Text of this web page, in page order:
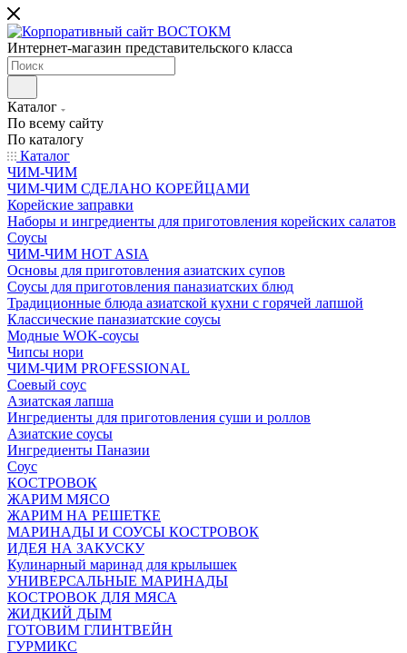
Интернет-магазин представительского класса
Каталог
По всему сайту
По каталогу
Каталог
ЧИМ-ЧИМ
ЧИМ-ЧИМ СДЕЛАНО КОРЕЙЦАМИ
Корейские заправки
Наборы и ингредиенты для приготовления корейских салатов
Соусы
ЧИМ-ЧИМ HOT ASIA
Основы для приготовления азиатских супов
Соусы для приготовления паназиатских блюд
Традиционные блюда азиатской кухни с горячей лапшой
Классические паназиатские соусы
Модные WOK-соусы
Чипсы нори
ЧИМ-ЧИМ PROFESSIONAL
Соевый соус
Азиатская лапша
Ингредиенты для приготовления суши и роллов
Азиатские соусы
Ингредиенты Паназии
Соус
КОСТРОВОК
ЖАРИМ МЯСО
ЖАРИМ НА РЕШЕТКЕ
МАРИНАДЫ И СОУСЫ КОСТРОВОК
ИДЕЯ НА ЗАКУСКУ
Кулинарный маринад для крылышек
УНИВЕРСАЛЬНЫЕ МАРИНАДЫ
КОСТРОВОК ДЛЯ МЯСА
ЖИДКИЙ ДЫМ
ГОТОВИМ ГЛИНТВЕЙН
ГУРМИКС